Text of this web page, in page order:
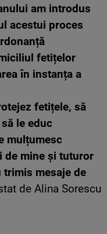
am introdus
acestui proces
fetițelor
în instanța a
fetițele, să
le educ
mulțumesc
de mine și tuturor
trimis mesaje de
de Alina Sorescu